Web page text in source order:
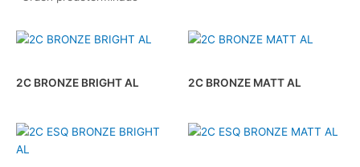
2C BRONZE BRIGHT AL 2C BRONZE MATT AL